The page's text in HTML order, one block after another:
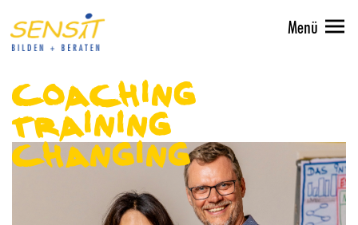
Menü
Coaching
Training
Changing